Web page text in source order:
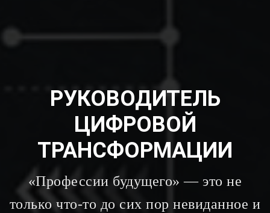
РУКОВОДИТЕЛЬ
ЦИФРОВОЙ
ТРАНСФОРМАЦИИ
«Профессии будущего» — это не
только что-то до сих пор невиданное и